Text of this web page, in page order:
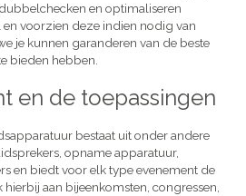
en optimaliseren
voorzien deze indien nodig van
je kunnen garanderen van de beste
bieden hebben.
en de toepassingen
bestaat uit onder andere
opname apparatuur,
en biedt voor elk type evenement de
aan bijeenkomsten, congressen,